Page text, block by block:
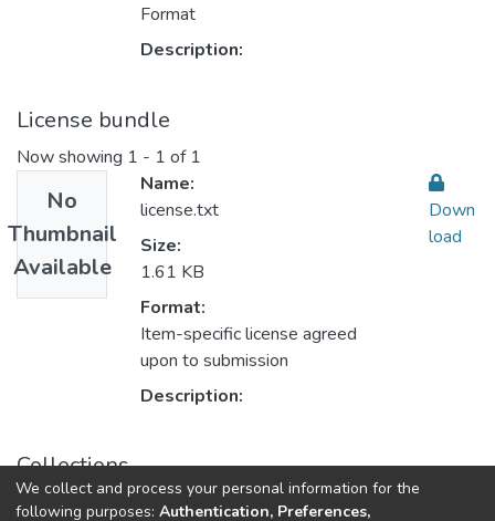
Format
Description:
License bundle
Now showing 1 - 1 of 1
No
Thumbnail
Available
Name:
license.txt
Size:
1.61 KB
Format:
Item-specific license agreed
upon to submission
Description:
Down
load
Collections
16. العدد السادس عشر
We collect and process your personal information for the
following purposes: Authentication, Preferences,